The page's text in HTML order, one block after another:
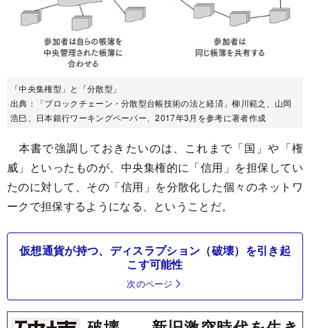
「中央集権型」と「分散型」
出典：「ブロックチェーン・分散型台帳技術の法と経済」柳川範之、山岡
浩巳、日本銀行ワーキングペーパー、2017年3月を参考に著者作成
本書で強調しておきたいのは、これまで「国」や「権
威」といったものが、中央集権的に「信用」を担保してい
たのに対して、その「信用」を分散化した個々のネットワ
ークで担保するようになる、ということだ。
仮想通貨が持つ、ディスラプション（破壊）を引き起
こす可能性
次のページ